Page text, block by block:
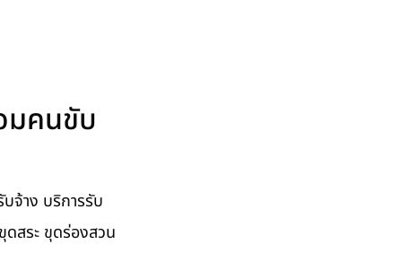
มคนขับ
จ้าง บริการรับ
สระ ขุดร่องสวน